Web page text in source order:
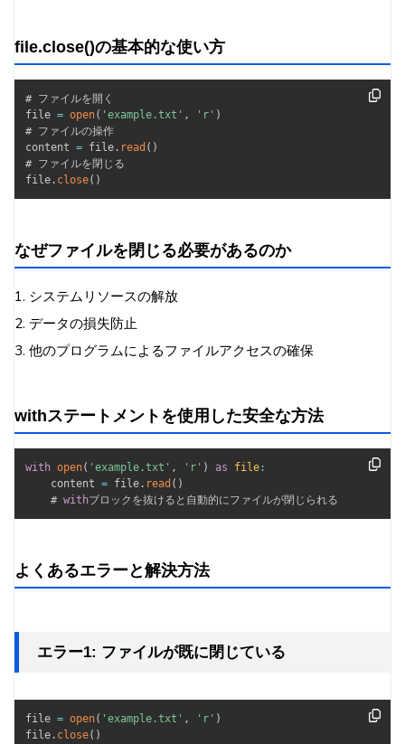
file.close()の基本的な使い方
# ファイルを開く
file = open( 'example.txt' , 'r' )
# ファイルの操作
content = file . read ( )
# ファイルを閉じる
file . close( )
なぜファイルを閉じる必要があるのか
1. システムリソースの解放
2. データの損失防止
3. 他のプログラムによるファイルアクセスの確保
withステートメントを使用した安全な方法
with open( 'example.txt' , 'r' ) as file :
    content
= file . read ( )
    #
withブロックを抜けると自動的にファイルが閉じられる
よくあるエラーと解決方法
エラー1: ファイルが既に閉じている
file = open( 'example.txt' , 'r' )
file . close( )